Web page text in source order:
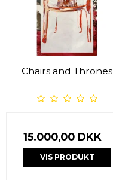
Chairs and Thrones
15.000,00 DKK
VIS PRODUKT